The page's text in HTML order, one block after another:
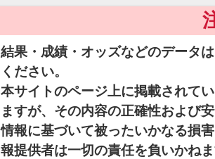
結果・成績・オッズなどのデータ
ください。
本サイトのページ上に掲載されて
ますが、その内容の正確性および
情報に基づいて被ったいかなる損
報提供者は一切の責任を負いかねま